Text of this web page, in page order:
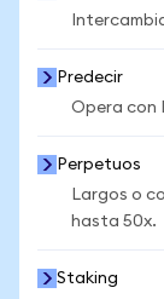
Predecir
Opera con
Perpetuos
Largos o
hasta 50x.
Staking